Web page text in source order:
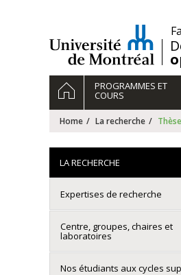
/
Navigation
principale
HOMEPROGRAMMES ET
COURS
Home La recherche
LA RECHERCHE
Expertises de recherche
Centre, groupes, chaires et
laboratoires
Nos étudiants aux cycles